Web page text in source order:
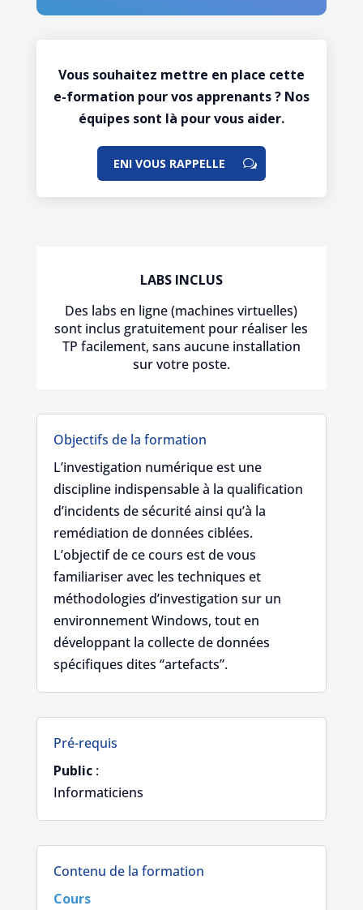
Vous souhaitez mettre en place cette
e-formation pour vos apprenants ? Nos
équipes sont là pour vous aider.
ENI VOUS RAPPELLE
LABS INCLUS
Des labs en ligne (machines virtuelles)
sont inclus gratuitement pour réaliser les
TP facilement, sans aucune installation
sur votre poste.
Objectifs de la formation
L’investigation numérique est une
discipline indispensable à la qualification
d’incidents de sécurité ainsi qu’à la
remédiation de données ciblées.
L’objectif de ce cours est de vous
familiariser avec les techniques et
méthodologies d’investigation sur un
environnement Windows, tout en
développant la collecte de données
spécifiques dites “artefacts”.
Pré-requis
Public:
Informaticiens
Contenu de la formation
Cours